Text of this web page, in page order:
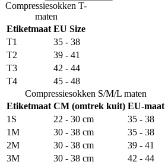
Compressiesokken T-
maten
Etiketmaat EU Size
T1
35 - 38
T2
39 - 41
T3
42 - 44
T4
45 - 48
Compressiesokken S/M/L maten
Etiketmaat CM (omtrek kuit) EU-maat
1S
22 - 30 cm
35 - 38
1M
30 - 38 cm
35 - 38
2M
30 - 38 cm
39 - 41
3M
30 - 38 cm
42 - 44